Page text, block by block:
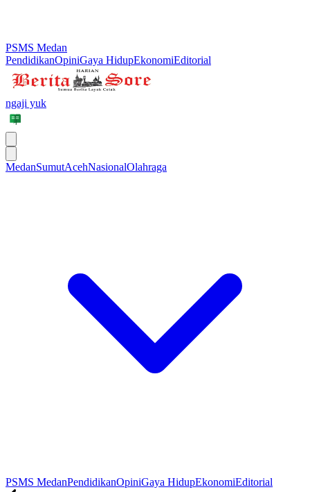
PSMS Medan
PendidikanOpiniGaya HidupEkonomiEditorial
ngaji yuk
MedanSumutAcehNasionalOlahraga
PSMS MedanPendidikanOpiniGaya HidupEkonomiEditorial